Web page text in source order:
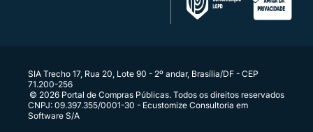
SIA Trecho 17, Rua 20, Lote 90 - 2º andar, Brasília/DF - CEP
71.200-256
© 2026 Portal de Compras Públicas. Todos os direitos reservados
CNPJ: 09.397.355/0001-30 - Ecustomize Consultoria em
Software S/A